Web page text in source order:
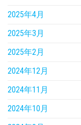
2025年4月
2025年3月
2025年2月
2024年12月
2024年11月
2024年10月